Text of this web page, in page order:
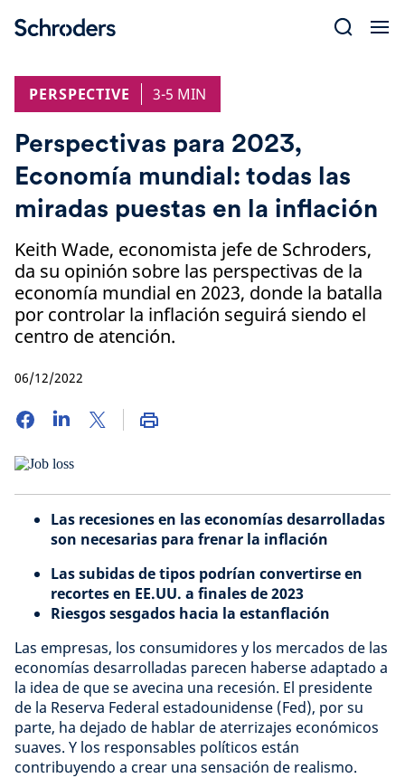
PERSPECTIVE
3-5 MIN
Perspectivas para 2023,
Economía mundial: todas las
miradas puestas en la inflación
Keith Wade, economista jefe de Schroders,
da su opinión sobre las perspectivas de la
economía mundial en 2023, donde la batalla
por controlar la inflación seguirá siendo el
centro de atención.
06/12/2022
Las recesiones en las economías desarrolladas
son necesarias para frenar la inflación
Las subidas de tipos podrían convertirse en
recortes en EE.UU. a finales de 2023
Riesgos sesgados hacia la estanflación
Las empresas, los consumidores y los mercados de las
economías desarrolladas parecen haberse adaptado a
la idea de que se avecina una recesión. El presidente
de la Reserva Federal estadounidense (Fed), por su
parte, ha dejado de hablar de aterrizajes económicos
suaves. Y los responsables políticos están
contribuyendo a crear una sensación de realismo.